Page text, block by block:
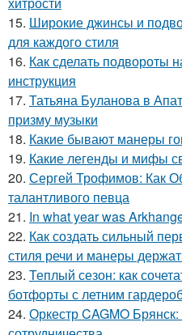
15. Широкие джинсы и
для каждого стиля
16. Как сделать подвороты
инструкция
17. Татьяна Буланова в
призму музыки
18. Какие бывают манеры
19. Какие легенды и мифы
20. Сергей Трофимов: Как
талантливого певца
21. In what year was
22. Как создать сильный
стиля речи и манеры
23. Теплый сезон: как
ботфорты с летним
24. Оркестр CAGMO